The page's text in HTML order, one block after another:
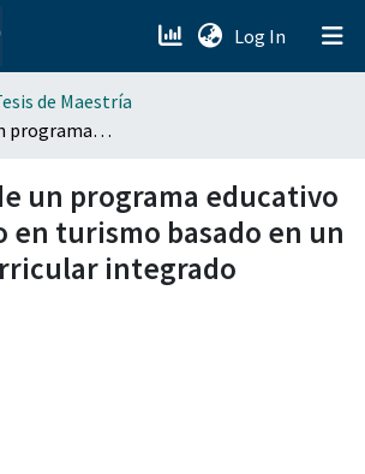
Log In (current)
de Maestría
Propuesta de un programa educativo de posgrado en turismo basado en un enfoque curricular integrado
un programa educativo
en turismo basado en un
integrado